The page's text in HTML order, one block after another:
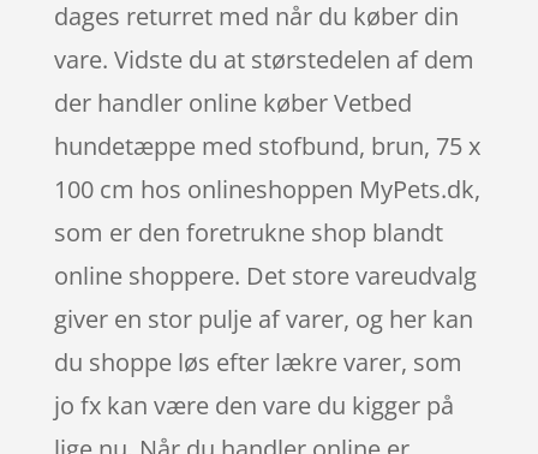
dages returret med når du køber din
vare. Vidste du at størstedelen af dem
der handler online køber Vetbed
hundetæppe med stofbund, brun, 75 x
100 cm hos onlineshoppen MyPets.dk,
som er den foretrukne shop blandt
online shoppere. Det store vareudvalg
giver en stor pulje af varer, og her kan
du shoppe løs efter lækre varer, som
jo fx kan være den vare du kigger på